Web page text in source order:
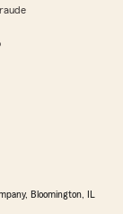
Bloomington, IL